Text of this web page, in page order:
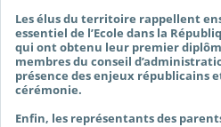
Les élus du territoire rappellent
essentiel de l’Ecole dans la
qui ont obtenu leur premier
membres du conseil
présence des enjeux républicains
cérémonie.
Enfin, les représentants des